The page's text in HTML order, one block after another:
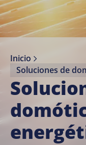
Inicio
Soluciones de